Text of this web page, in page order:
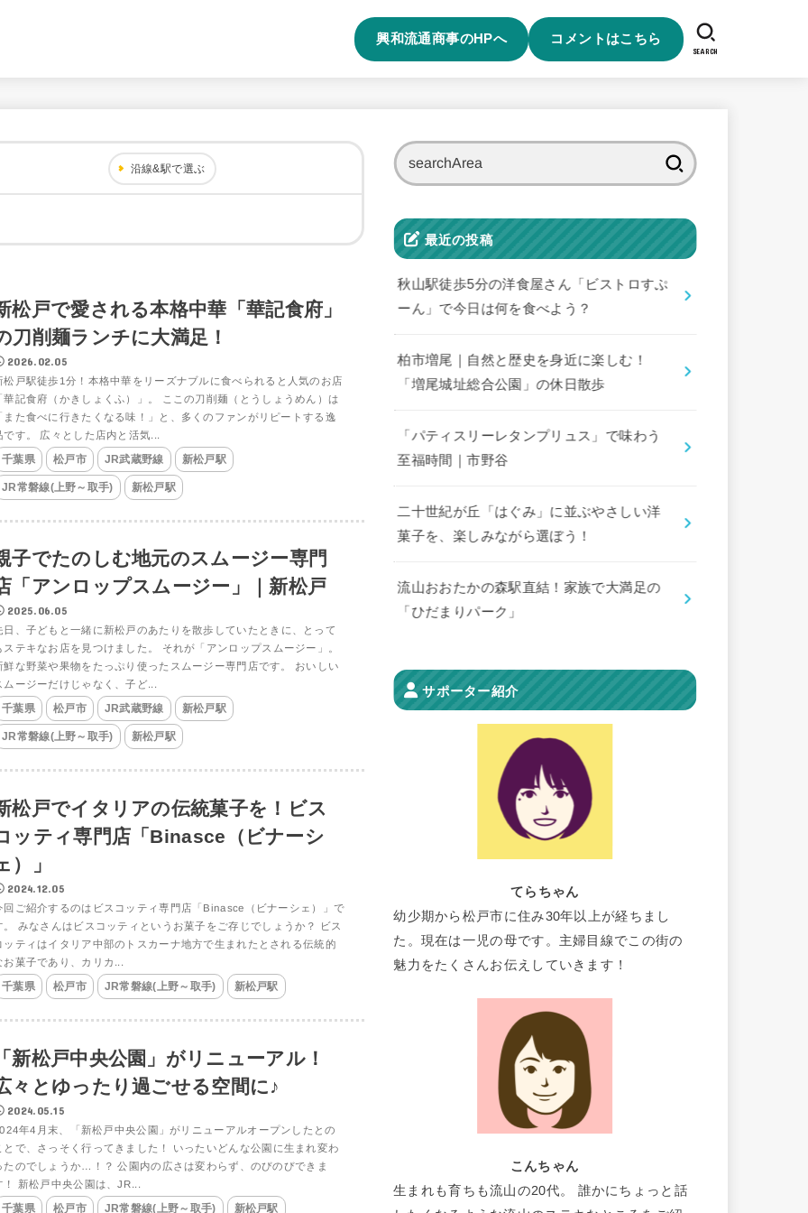
興和流通商事のHPへ コメントはこちら
SEARCH
沿線&駅で選ぶ
松戸で愛される本格中華「華記食府」
刀削麺ランチに大満足！
2026.02.05
松戸駅徒歩1分！本格中華をリーズナブルに食べられると人気のお店
華記食府（かきしょくふ）」。 ここの刀削麺（とうしょうめん）は
また食べに行きたくなる味！」と、多くのファンがリピートする逸
です。 広々とした店内と活気...
千葉県 松戸市 JR武蔵野線 新松戸駅
JR常磐線(上野～取手) 新松戸駅
子でたのしむ地元のスムージー専門
「アンロップスムージー」｜新松戸
2025.06.05
日、子どもと一緒に新松戸のあたりを散歩していたときに、とって
ステキなお店を見つけました。 それが「アンロップスムージー」。
鮮な野菜や果物をたっぷり使ったスムージー専門店です。 おいしい
ムージーだけじゃなく、子ど...
千葉県 松戸市 JR武蔵野線 新松戸駅
JR常磐線(上野～取手) 新松戸駅
松戸でイタリアの伝統菓子を！ビス
ッティ専門店「Binasce（ビナーシ
）」
2024.12.05
回ご紹介するのはビスコッティ専門店「Binasce（ビナーシェ）」で
。 みなさんはビスコッティというお菓子をご存じでしょうか？ ビス
ッティはイタリア中部のトスカーナ地方で生まれたとされる伝統的
お菓子であり、カリカ...
千葉県 松戸市 JR常磐線(上野～取手) 新松戸駅
新松戸中央公園」がリニューアル！
々とゆったり過ごせる空間に♪
2024.05.15
年4月末、「新松戸中央公園」がリニューアルオープンしたとの
とで、さっそく行ってきました！ いったいどんな公園に生まれ変わ
たのでしょうか…！？ 公園内の広さは変わらず、のびのびできま
！ 新松戸中央公園は、JR...
千葉県 松戸市 JR常磐線(上野～取手) 新松戸駅
最近の投稿
秋山駅徒歩5分の洋食屋さん「ビストロすぷ
ーん」で今日は何を食べよう？
柏市増尾｜自然と歴史を身近に楽しむ！
「増尾城址総合公園」の休日散歩
「パティスリーレタンプリュス」で味わう
至福時間｜市野谷
二十世紀が丘「はぐみ」に並ぶやさしい洋
菓子を、楽しみながら選ぼう！
流山おおたかの森駅直結！家族で大満足の
「ひだまりパーク」
サポーター紹介
てらちゃん
幼少期から松戸市に住み30年以上が経ちまし
た。現在は一児の母です。主婦目線でこの街の
魅力をたくさんお伝えしていきます！
こんちゃん
生まれも育ちも流山の20代。 誰かにちょっと話